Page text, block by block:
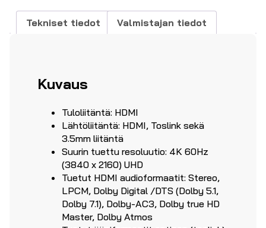
Tekniset tiedot Valmistajan tiedot
Kuvaus
Tuloliitäntä: HDMI
Lähtöliitäntä: HDMI, Toslink sekä
3.5mm liitäntä
Suurin tuettu resoluutio: 4K 60Hz
(3840 x 2160) UHD
Tuetut HDMI audioformaatit: Stereo,
LPCM, Dolby Digital /DTS (Dolby 5.1,
Dolby 7.1), Dolby-AC3, Dolby true HD
Master, Dolby Atmos